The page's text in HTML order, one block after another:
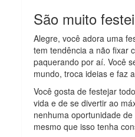
São muito
Alegre, você adora uma
tem tendência a não fixar
paquerando por aí. Você
mundo, troca ideias e faz
Você gosta de festejar
vida e de se divertir ao
nenhuma oportunidade
mesmo que isso tenha